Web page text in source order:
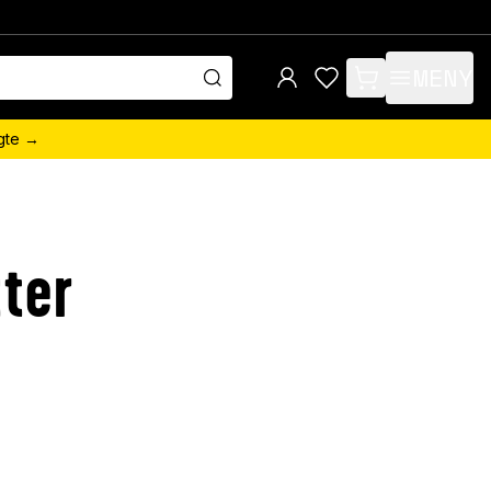
items in cart, view
→